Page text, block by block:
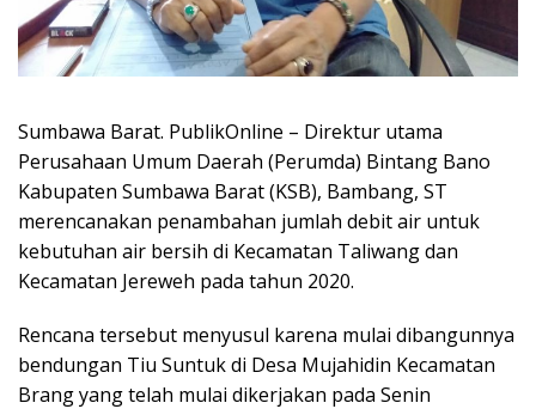
Sumbawa Barat. PublikOnline – Direktur utama
Perusahaan Umum Daerah (Perumda) Bintang Bano
Kabupaten Sumbawa Barat (KSB), Bambang, ST
merencanakan penambahan jumlah debit air untuk
kebutuhan air bersih di Kecamatan Taliwang dan
Kecamatan Jereweh pada tahun 2020.
Rencana tersebut menyusul karena mulai dibangunnya
bendungan Tiu Suntuk di Desa Mujahidin Kecamatan
Brang yang telah mulai dikerjakan pada Senin